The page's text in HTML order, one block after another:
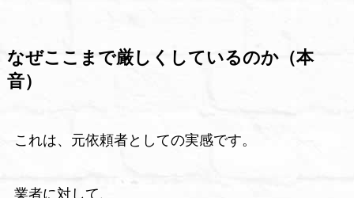
なぜここまで厳しくしているのか（本
音）
これは、元依頼者としての実感です。
業者に対して、